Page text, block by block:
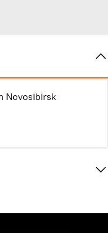
Novosibirsk